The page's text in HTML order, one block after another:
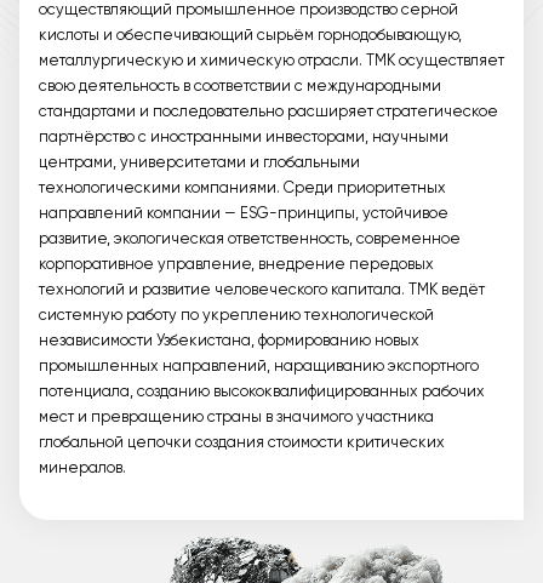
осуществляющий промышленное производство серной
кислоты и обеспечивающий сырьём горнодобывающую,
металлургическую и химическую отрасли. ТМК осуществляет
свою деятельность в соответствии с международными
стандартами и последовательно расширяет стратегическое
партнёрство с иностранными инвесторами, научными
центрами, университетами и глобальными
технологическими компаниями. Среди приоритетных
направлений компании — ESG-принципы, устойчивое
развитие, экологическая ответственность, современное
корпоративное управление, внедрение передовых
технологий и развитие человеческого капитала. ТМК ведёт
системную работу по укреплению технологической
независимости Узбекистана, формированию новых
промышленных направлений, наращиванию экспортного
потенциала, созданию высококвалифицированных рабочих
мест и превращению страны в значимого участника
глобальной цепочки создания стоимости критических
минералов.